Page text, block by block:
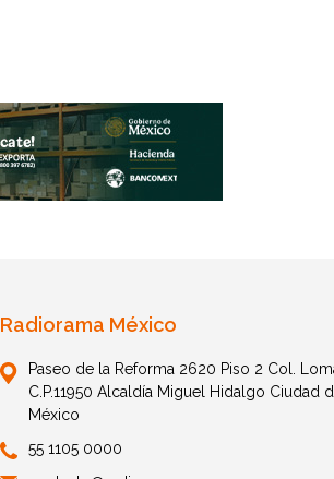
Radiorama México
Paseo de la Reforma 2620 Piso 2 Col.
C.P.11950 Alcaldía Miguel Hidalgo Ciudad
México
55 1105 0000